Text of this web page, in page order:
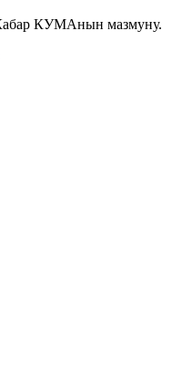
КУМАнын мазмуну.